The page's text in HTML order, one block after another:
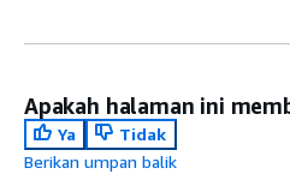
Apakah halaman ini
Ya
Tidak
Berikan umpan balik